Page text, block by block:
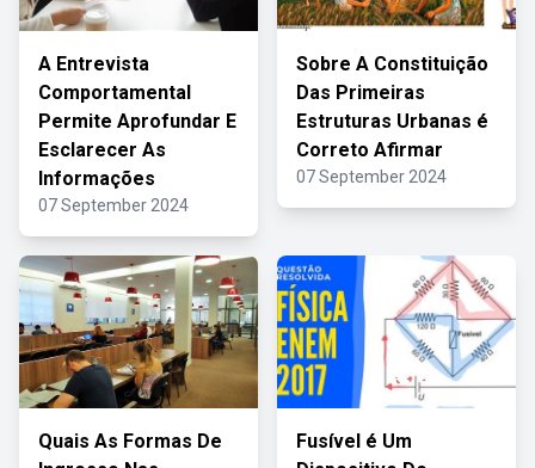
A Entrevista
Comportamental
Permite Aprofundar E
Esclarecer As
Informações
07 September 2024
Sobre A Constituição
Das Primeiras
Estruturas Urbanas é
Correto Afirmar
07 September 2024
Quais As Formas De
Fusível é Um